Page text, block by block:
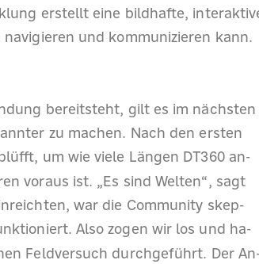
erstellt eine bildhafte,
und kommunizieren kann.
bereitsteht, gilt es im nächsten
zu machen. Nach den ersten
um wie viele Längen DT360 an-
voraus ist. „Es sind Welten“, sagt
war die Community skep-
Also zogen wir los und ha-
Feldversuch durchgeführt. Der